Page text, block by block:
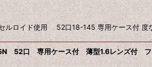
ルロイド使用 52口18-145 専用ケース付 度
52口 専用ケース付 薄型1.6レンズ付 フ